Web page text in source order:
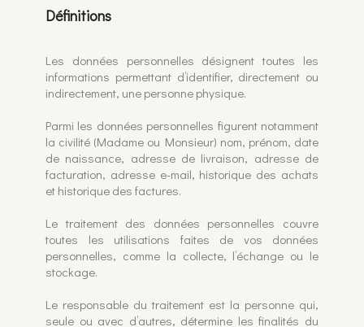
Définitions
Les données personnelles désignent toutes les
informations permettant d’identifier, directement ou
indirectement, une personne physique.
Parmi les données personnelles figurent notamment
la civilité (Madame ou Monsieur) nom, prénom, date
de naissance, adresse de livraison, adresse de
facturation, adresse e-mail, historique des achats
et historique des factures.
Le traitement des données personnelles couvre
toutes les utilisations faites de vos données
personnelles, comme la collecte, l’échange ou le
stockage.
Le responsable du traitement est la personne qui,
seule ou avec d’autres, détermine les finalités du